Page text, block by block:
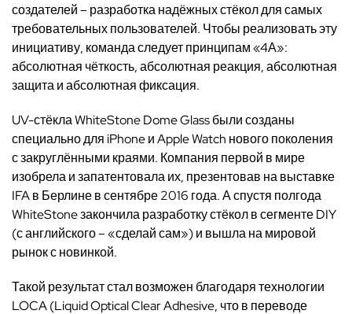
создателей – разработка надёжных стёкол для самых
требовательных пользователей. Чтобы реализовать эту
инициативу, команда следует принципам «4А»:
абсолютная чёткость, абсолютная реакция, абсолютная
защита и абсолютная фиксация.
UV-стёклаWhiteStone Dome Glassбыли созданы
специально дляiPhoneиApple Watch нового поколения
с закруглёнными краями. Компания первой в мире
изобрела и запатентовала их, презентовав на выставке
IFAв Берлине в сентябре 2016 года. А спустя полгода
WhiteStoneзакончила разработку стёкол в сегментеDIY
(с английского – «сделай сам») и вышла на мировой
рынок с новинкой.
Такой результат стал возможен благодаря технологии
LOCA (Liquid Optical Clear Adhesive, что в переводе